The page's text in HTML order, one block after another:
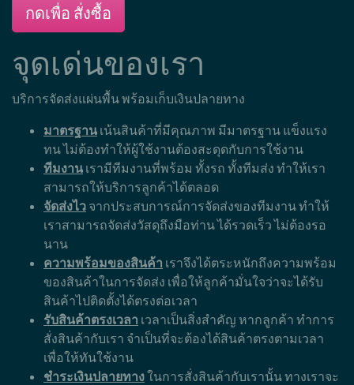
กดเพื่อ สั่งซื้อ
จุดเด่นของเรา
บริการจัดส่งแผ่นพื้น พร้อมเก็บเงินปลายทาง
มาตรฐาน เน้นสินค้าที่มีคุณภาพ มีมาตรฐาน แข็งแรง
ทน ไม่ต้องทำให้ผู้ใช้งานต้องสะดุดกับการใช้งาน
ทีมงาน เรามีทีมงานที่พร้อม ทั้งรถ ทั้งทีมส่ง ทำให้เรา
สามารถให้บริการลูกค้าได้ตลอด
จัดส่งไว จากประสบการณ์การจัดส่งของทีมงาน ทำให้
เราสามารถจัดส่งวัสดุถึงมือท่าน ได้รวดเร็ว ไม่ต้องรอ
นาน
ความพร้อมของสินค้า เราจึงได้ตระหนักถึงความพร้อม
ของสินค้าในการจัดส่ง เพื่อให้ลูกค้ามั่นใจว่าจะได้รับ
สินค้าไปติดตั้งได้ตรงต่อเวลา
รับสินค้าตรงเวลา เวลาเป็นสิ่งสำคัญ หากลูกค้า ทำการ
สั่งสินค้ากับเรา จำเป็นที่จะต้องได้สินค้าตรงตามเวลา
เพื่อให้ทันใช้งาน
ชำระเงินปลายทางในการสั่งสินค้ากับเรานั้น ทางเราจะ